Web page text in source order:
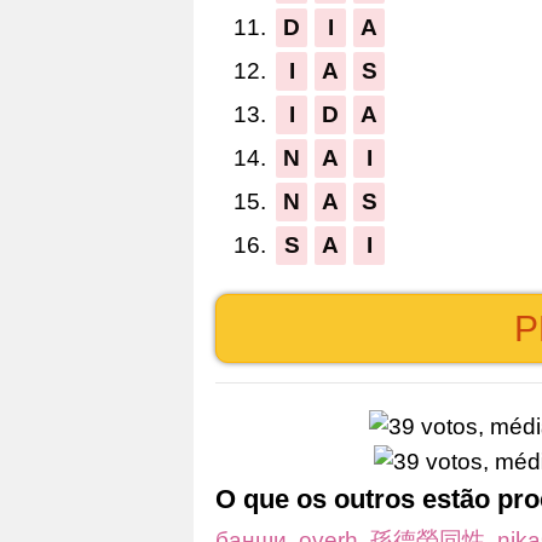
11.
D I
A
12.
I A
S
13.
I D
A
14.
N A
I
15.
N A
S
16.
S A I
O que os outros estão